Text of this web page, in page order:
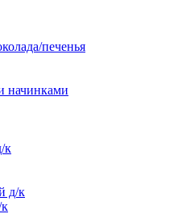
печенья
начинками
к
д/к